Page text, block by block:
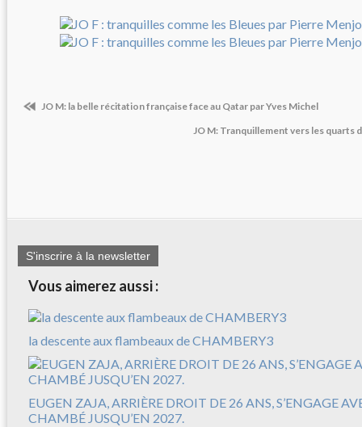
JO M: la belle récitation française face au Qatar par Yves Michel
JO M: Tranquillement vers les quarts
S'inscrire à la newsletter
Vous aimerez aussi :
la descente aux flambeaux de CHAMBERY3
EUGEN ZAJA, ARRIÈRE DROIT DE 26 ANS, S’ENGAGE
CHAMBÉ JUSQU’EN 2027.